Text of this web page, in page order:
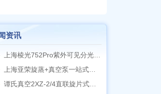
资讯
上海棱光752Pro紫外可见分光光度计核心优势与适用场景解析
上海亚荣旋蒸+真空泵一站式实验室配套方案
谭氏真空2XZ-2/4直联旋片式真空泵全面升级，取消气镇阀、油镜变大更便捷